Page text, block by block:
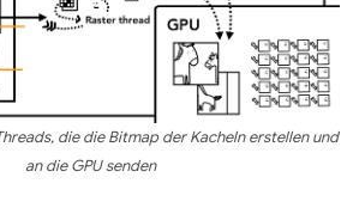
die die Bitmap der Kacheln erstellen und
an die GPU senden